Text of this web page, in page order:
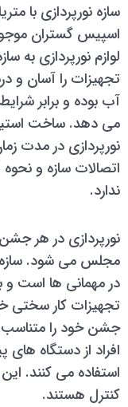
سازه نورپردازی با
اسپیس گستران
لوازم نورپردازی به
تجهیزات را آسان و
آب بوده و برابر
می دهد. ساخت
نورپردازی در مدت
اتصالات سازه و
ندارد.
نورپردازی در هر
مجلس می شود. سازه
در مهمانی ها است
تجهیزات کار سختی
جشن خود را متناسب
افراد از دستگاه
استفاده می کنند.
کنترل هستند.